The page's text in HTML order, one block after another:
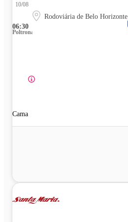
06:30
10/08
Rodoviária de Belo Horizonte
Poltrona
Cama